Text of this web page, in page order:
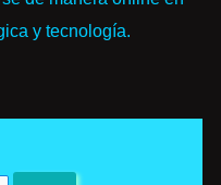
y tecnología.